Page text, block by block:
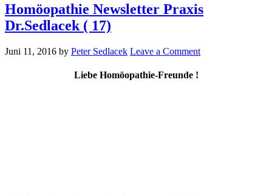
Homöopathie Newsletter Praxis
Dr.Sedlacek ( 17)
Juni 11, 2016 by Peter Sedlacek Leave a Comment
Liebe Homöopathie-Freunde !